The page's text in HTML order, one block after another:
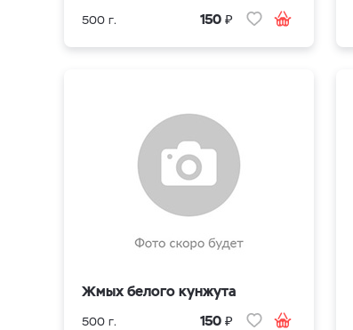
500 г. 150 ₽
Жмых белого кунжута
500 г. 150 ₽